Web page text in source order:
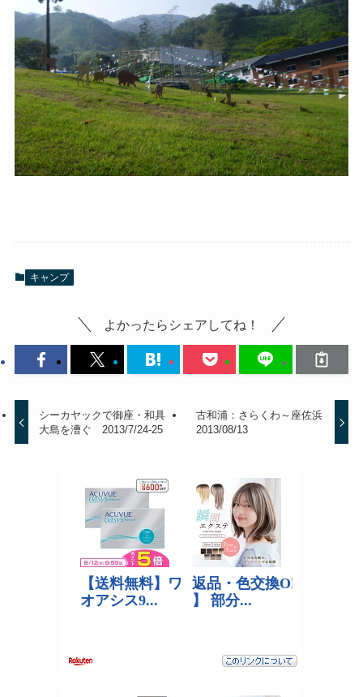
キャンプ
よかったらシェアしてね！
シーカヤックで御座・和具
大島を漕ぐ 2013/7/24-25
古和浦：さらくわ～座佐浜
2013/08/13